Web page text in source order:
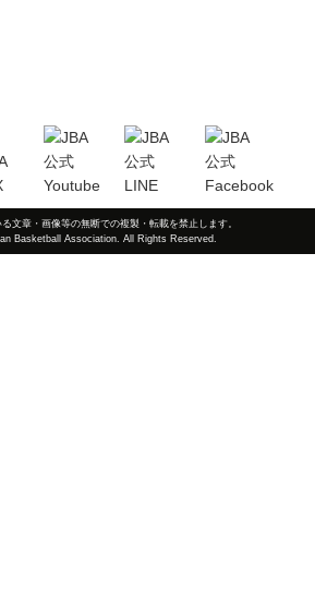
文章・画像等の無断での複製・転載を禁止します。
Basketball Association. All Rights Reserved.